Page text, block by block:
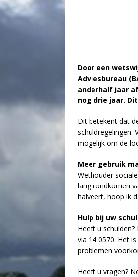
Door een
Adviesbureau
anderhalf jaar
nog drie jaar.
Dit betekent dat
schuldregelingen.
mogelijk om de
Meer gebruik
Wethouder
lang rondkomen
halveert, hoop ik
Hulp bij uw
Heeft u
via 14 0570. Het
problemen
Heeft u vragen?